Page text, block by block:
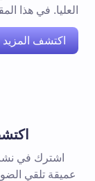
العليا. في هذا
اكتشف المزيد
اشترك في
عميقة تلقي